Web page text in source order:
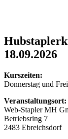
18.09.2026
Kurszeiten:
Donnerstag und
Veranstaltungsort:
Web-Stapler MH
Betriebsring 7
2483 Ebreichsdorf